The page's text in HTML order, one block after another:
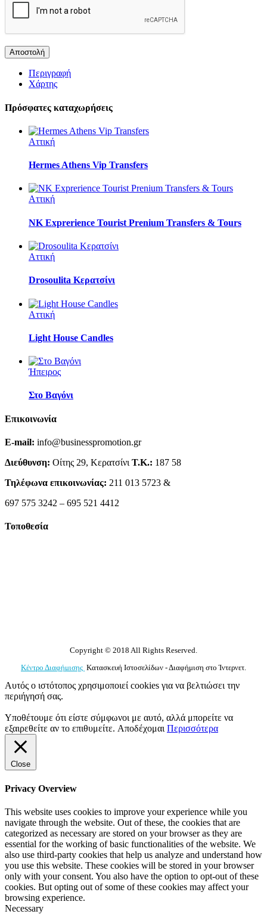
Περιγραφή
Χάρτης
Πρόσφατες καταχωρήσεις
Αττική
Hermes Athens Vip Transfers
Αττική
NK Exprerience Tourist Prenium Transfers & Tours
Αττική
Drosoulita Κερατσίνι
Αττική
Light House Candles
Ήπειρος
Στο Βαγόνι
Επικοινωνία
E-mail: info@businesspromotion.gr
Διεύθυνση: Οίτης 29, Κερατσίνι Τ.Κ.: 187 58
Τηλέφωνα επικοινωνίας: 211 013 5723 &
697 575 3242 – 695 521 4412
Τοποθεσία
Copyright © 2018 All Rights Reserved.
Κέντρο Διαφήμισης Κατασκευή Ιστοσελίδων - Διαφήμιση στο Ίντερνετ.
Αυτός ο ιστότοπος χρησιμοποιεί cookies για να βελτιώσει την
περιήγησή σας.
Υποθέτουμε ότι είστε σύμφωνοι με αυτό, αλλά μπορείτε να
εξαιρεθείτε αν το επιθυμείτε. Αποδέχομαι Περισσότερα
Close
Privacy Overview
This website uses cookies to improve your experience while you
navigate through the website. Out of these, the cookies that are
categorized as necessary are stored on your browser as they are
essential for the working of basic functionalities of the website. We
also use third-party cookies that help us analyze and understand how
you use this website. These cookies will be stored in your browser
only with your consent. You also have the option to opt-out of these
cookies. But opting out of some of these cookies may affect your
browsing experience.
Necessary